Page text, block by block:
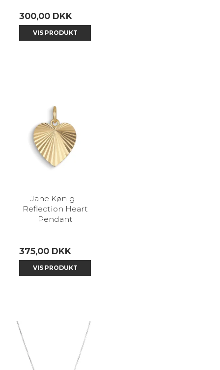
300,00 DKK
VIS PRODUKT
Jane Kønig -
Reflection Heart
Pendant
375,00 DKK
VIS PRODUKT